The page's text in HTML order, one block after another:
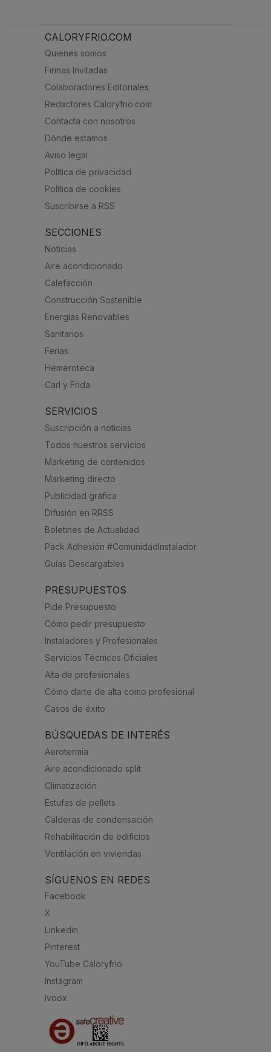
CALORYFRIO.COM
Quienes somos
Firmas Invitadas
Colaboradores Editoriales
Redactores Caloryfrio.com
Contacta con nosotros
Dónde estamos
Aviso legal
Política de privacidad
Política de cookies
Suscribirse a RSS
SECCIONES
Noticias
Aire acondicionado
Calefacción
Construcción Sostenible
Energías Renovables
Sanitarios
Ferias
Hemeroteca
Carl y Frida
SERVICIOS
Suscripción a noticias
Todos nuestros servicios
Marketing de contenidos
Marketing directo
Publicidad gráfica
Difusión en RRSS
Boletines de Actualidad
Pack Adhesión #ComunidadInstalador
Guías Descargables
PRESUPUESTOS
Pide Presupuesto
Cómo pedir presupuesto
Instaladores y Profesionales
Servicios Técnicos Oficiales
Alta de profesionales
Cómo darte de alta como profesional
Casos de éxito
BÚSQUEDAS DE INTERÉS
Aerotermia
Aire acondicionado split
Climatización
Estufas de pellets
Calderas de condensación
Rehabilitación de edificios
Ventilación en viviendas
SÍGUENOS EN REDES
Facebook
X
Linkedin
Pinterest
YouTube Caloryfrio
Instagram
Ivoox